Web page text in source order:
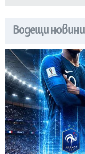
Водещи новини